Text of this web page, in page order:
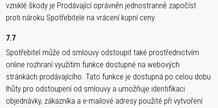
vzniklé škody je Prodávající oprávněn jednostranně započíst
proti nároku Spotřebitele na vrácení kupní ceny.
7.7
Spotřebitel může od smlouvy odstoupit také prostřednictvím
online rozhraní využitím funkce dostupné na webových
stránkách prodávajícího. Tato funkce je dostupná po celou dobu
lhůty pro odstoupení od smlouvy a umožňuje identifikaci
objednávky, zákazníka a e-mailové adresy použité při vytvoření